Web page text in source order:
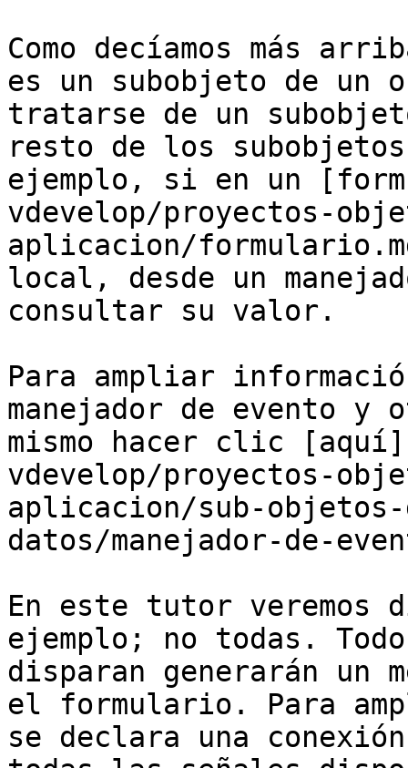
Como decíamos más
es un subobjeto de
tratarse de un
resto de los
ejemplo, si en un
vdevelop/proyectos-
aplicacion/
local, desde un
consultar su valor.
Para ampliar
manejador de evento
mismo hacer clic
vdevelop/proyectos-
aplicacion/sub-
datos/manejador-de-
En este tutor veremos
ejemplo; no todas.
disparan generarán un
el formulario. Para
se declara una